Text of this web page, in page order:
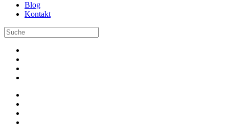
Blog
Kontakt